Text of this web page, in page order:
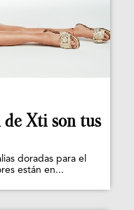
de Xti son tus
doradas para el
están en...